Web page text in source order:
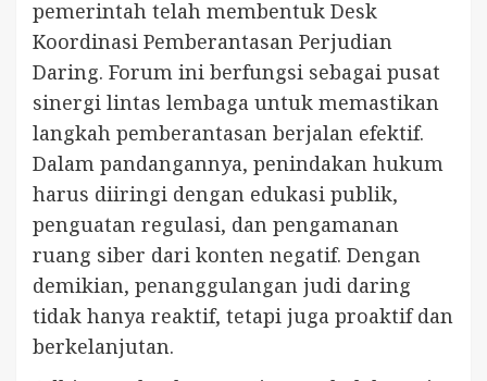
pemerintah telah membentuk Desk
Koordinasi Pemberantasan Perjudian
Daring. Forum ini berfungsi sebagai pusat
sinergi lintas lembaga untuk memastikan
langkah pemberantasan berjalan efektif.
Dalam pandangannya, penindakan hukum
harus diiringi dengan edukasi publik,
penguatan regulasi, dan pengamanan
ruang siber dari konten negatif. Dengan
demikian, penanggulangan judi daring
tidak hanya reaktif, tetapi juga proaktif dan
berkelanjutan.